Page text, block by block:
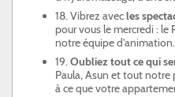
18. Vibrez avecles
pour vous le mercredi : le
notre équipe d'animation.
19.Oubliez tout ce qui
Paula, Asun et tout
à ce que votre